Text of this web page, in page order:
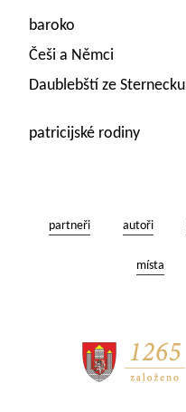
baroko
Češi a Němci
Daublebští ze Sternecku
patricijské rodiny
partneři autoři
místa